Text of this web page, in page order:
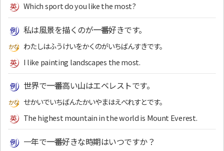
Which sport do you like the most?
私は風景を描くのが一番好きです。
わたしはふうけいをかくのがいちばんすきです。
I like painting landscapes the most.
世界で一番高い山はエベレストです。
せかいでいちばんたかいやまはえべれすとです。
The highest mountain in the world is Mount Everest.
一年で一番好きな時期はいつですか？